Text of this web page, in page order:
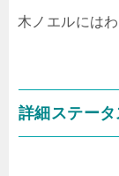
木ノエルには
詳細ステータ